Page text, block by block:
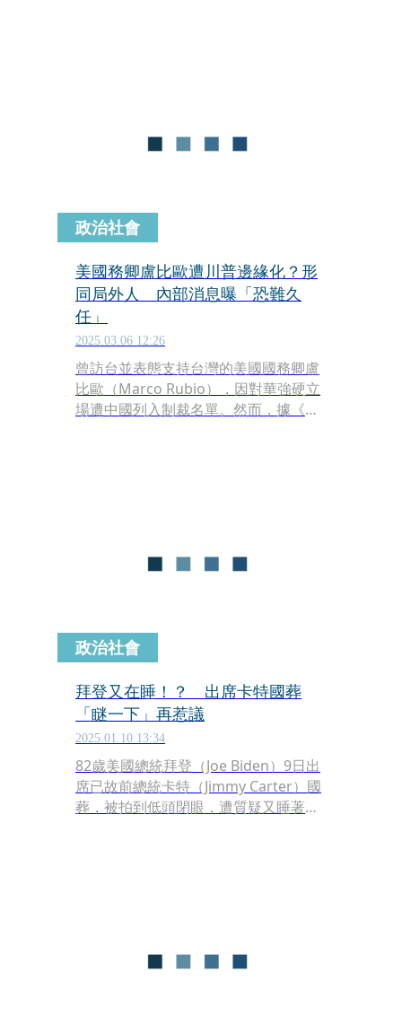
政治社會
美國務卿盧比歐遭川普邊緣化？形
同局外人 內部消息曝「恐難久
任」
2025.03.06 12:26
曾訪台並表態支持台灣的美國國務卿盧
比歐（Marco Rubio），因對華強硬立
場遭中國列入制裁名單。然而，據《浮
政治社會
拜登又在睡！？ 出席卡特國葬
「瞇一下」再惹議
2025.01.10 13:34
82歲美國總統拜登（Joe Biden）9日出
席已故前總統卡特（Jimmy Carter）國
葬，被拍到低頭閉眼，遭質疑又睡著